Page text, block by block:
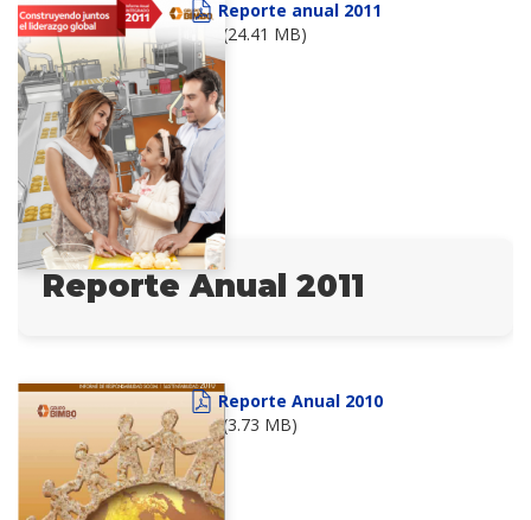
Reporte anual 2011
(24.41 MB)
Reporte Anual 2011
Reporte Anual 2010
(3.73 MB)